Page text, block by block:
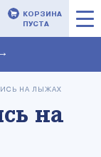
КОРЗИНА
ПУСТА
НА ЛЫЖАХ
на